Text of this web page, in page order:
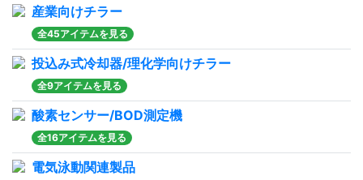
産業向けチラー
全45アイテムを見る
投込み式冷却器/理化学向けチラー
全9アイテムを見る
酸素センサー/BOD測定機
全16アイテムを見る
電気泳動関連製品